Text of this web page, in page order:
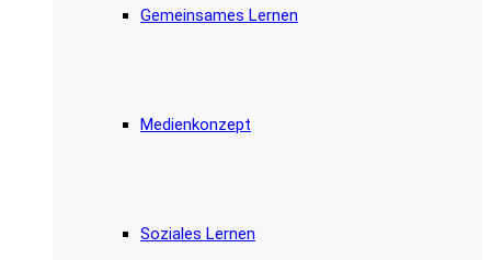
Gemeinsames Lernen
Medienkonzept
Soziales Lernen